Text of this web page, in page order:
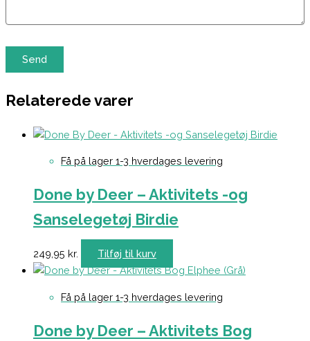
Relaterede varer
Få på lager 1-3 hverdages levering
Done by Deer – Aktivitets -og
Sanselegetøj Birdie
249,95 kr. Tilføj til kurv
Få på lager 1-3 hverdages levering
Done by Deer – Aktivitets Bog